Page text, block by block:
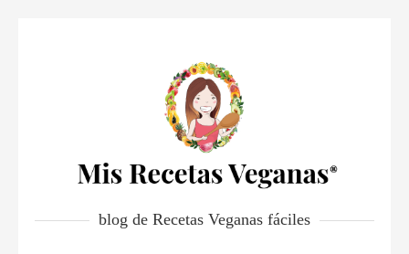
blog de Recetas Veganas fáciles